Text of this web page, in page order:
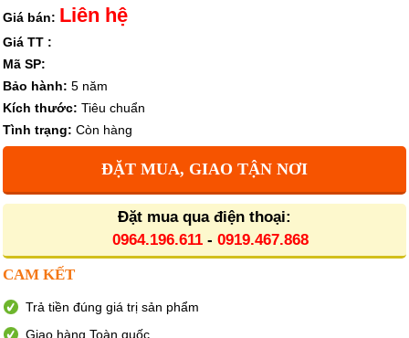
Giá bán: Liên hệ
Giá TT :
Mã SP:
Bảo hành: 5 năm
Kích thước: Tiêu chuẩn
Tình trạng: Còn hàng
ĐẶT MUA, GIAO TẬN NƠI
Đặt mua qua điện thoại:
0964.196.611 - 0919.467.868
CAM KẾT
Trả tiền đúng giá trị sản phẩm
Giao hàng Toàn quốc